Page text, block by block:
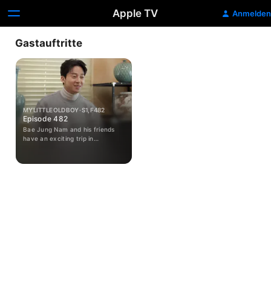
Apple TV Anmelden
Gastauftritte
MY LITTLE OLD BOY · S1, F482
Episode 482
Bae Jung Nam and his friends
have an exciting trip in